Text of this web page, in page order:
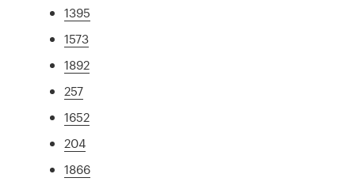
1395
1573
1892
257
1652
204
1866